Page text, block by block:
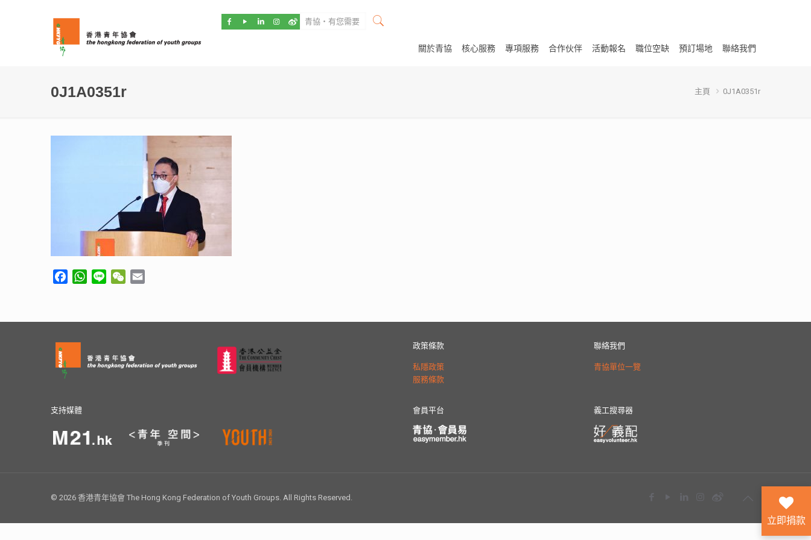
關於青協 核心服務 專項服務 合作伙伴 活動報名 職位空缺 預訂場地 聯絡我們
0J1A0351r 主頁 0J1A0351r
FacebookWhatsApp
Line WeChat
政策條款
私隱政策
服務條款
聯絡我們
青協單位一覽
支持媒體 會員平台 義工搜尋器
© 2026 香港青年協會 The Hong Kong Federation of Youth Groups. All Rights Reserved.
立即捐款